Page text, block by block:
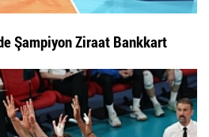
Şampiyon Ziraat Bankkart